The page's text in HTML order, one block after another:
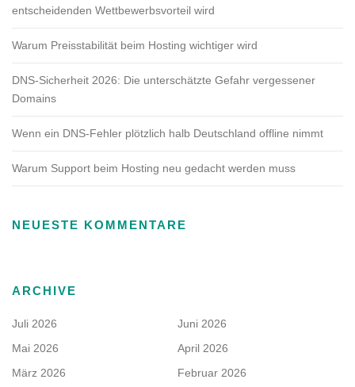
entscheidenden Wettbewerbsvorteil wird
Warum Preisstabilität beim Hosting wichtiger wird
DNS-Sicherheit 2026: Die unterschätzte Gefahr vergessener
Domains
Wenn ein DNS-Fehler plötzlich halb Deutschland offline nimmt
Warum Support beim Hosting neu gedacht werden muss
NEUESTE KOMMENTARE
ARCHIVE
Juli 2026
Juni 2026
Mai 2026
April 2026
März 2026
Februar 2026